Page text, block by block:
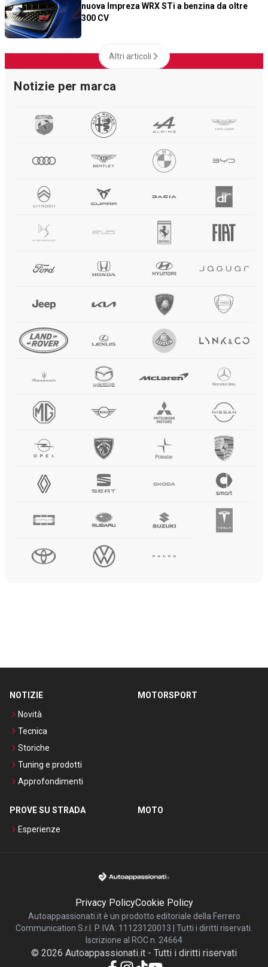
nuova Impreza WRX STi a benzina da oltre
300 CV
Altri articoli
Notizie per marca
NOTIZIE
Novità
Tecnica
Storiche
Tuning e prodotti
Approfondimenti
MOTORSPORT
PROVE SU STRADA
Esperienze
MOTO
Privacy PolicyCookie Policy
Autoappassionati.it è un prodotto editoriale della Ferrero
Communication S.r.l. P. IVA: 11123120013 | Tutti i diritti riservati.
Iscrizione al ROC n. 24664
© 2026 Autoappassionati.it - Tutti i diritti riservati